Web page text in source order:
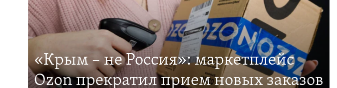
«Крым – не Россия»: маркетплейс
Ozon прекратил прием новых заказов